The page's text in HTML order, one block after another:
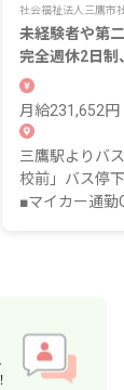
社会福祉法人三鷹市
未経験者や第
完全週休2日制
円～
月給231,652円 ~
三鷹駅よりバ
校前」バス停
■マイカー通勤